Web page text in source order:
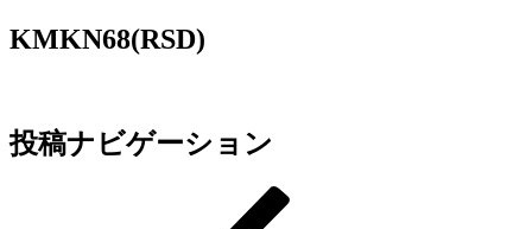
KMKN68(RSD)
投稿ナビゲーション